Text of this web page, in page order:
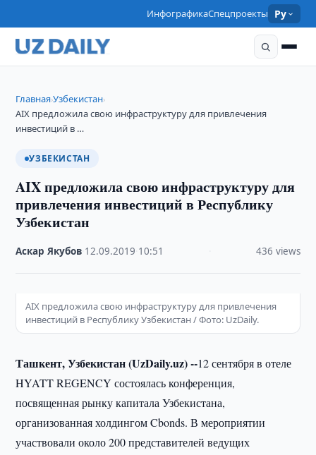
ИнфографикаСпецпроекты Ру
Главная›Узбекистан›
AIX предложила свою инфраструктуру для привлечения
инвестиций в …
УЗБЕКИСТАН
AIX предложила свою инфраструктуру для
привлечения инвестиций в Республику
Узбекистан
Аскар Якубов 12.09.2019 10:51 436 views
AIX предложила свою инфраструктуру для привлечения
инвестиций в Республику Узбекистан / Фото: UzDaily.
Ташкент, Узбекистан (UzDaily.uz) --12 сентября в отеле
HYATT REGENCY состоялась конференция,
посвященная рынку капитала Узбекистана,
организованная холдингом Cbonds. В мероприятии
участвовали около 200 представителей ведущих